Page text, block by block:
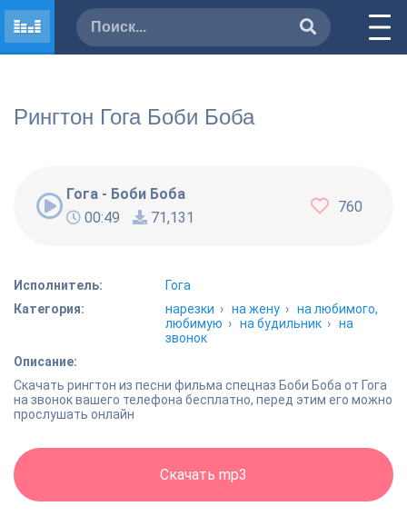
Рингтон Гога Боби Боба
Гога - Боби Боба
00:49
71,131
760
Исполнитель:
Гога
Категория:
нарезки ›на жену ›на любимого,
любимую ›на будильник ›на
звонок
Описание:
Скачать рингтон из песни фильма спецназ Боби Боба от Гога
на звонок вашего телефона бесплатно, перед этим его можно
прослушать онлайн
Скачать mp3